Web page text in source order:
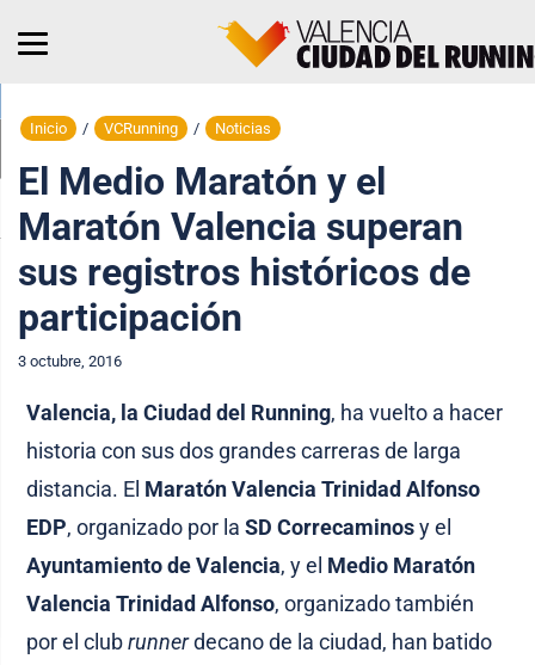
Inicio / VCRunning / Noticias
El Medio Maratón y el
Maratón Valencia superan
sus registros históricos de
participación
3 octubre, 2016
Valencia, la Ciudad del Running, ha vuelto a hacer
historia con sus dos grandes carreras de larga
distancia. El Maratón Valencia Trinidad Alfonso
EDP, organizado por laSD Correcaminosy el
Ayuntamiento de Valencia, y el Medio Maratón
Valencia Trinidad Alfonso, organizado también
por el clubrunnerdecano de la ciudad, han batido